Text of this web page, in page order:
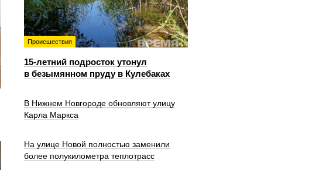
Происшествия
15-летний подросток утонул
в безымянном пруду в Кулебаках
В Нижнем Новгороде обновляют улицу
Карла Маркса
На улице Новой полностью заменили
более полукилометра теплотрасс